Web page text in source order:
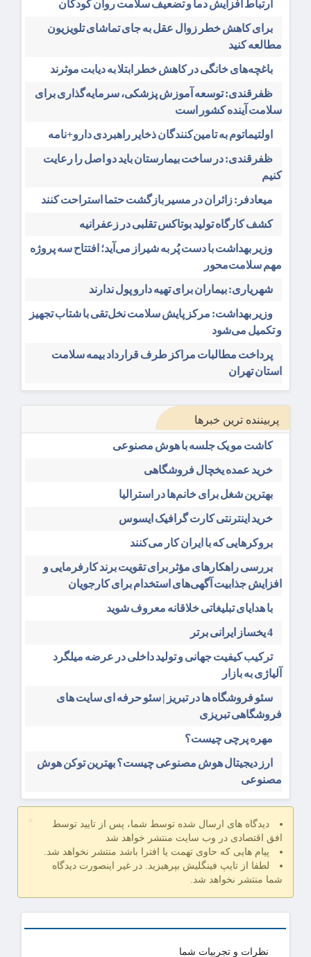
ارتباط افزایش دما و تضعیف سلامت روان کودکان
برای کاهش خطر زوال عقل به جای تماشای تلویزیون
مطالعه کنید
باغچه‌های خانگی در کاهش خطر ابتلا به دیابت موثرند
ظفرقندی: توسعه آموزش پزشکی، سرمایه‌گذاری برای
سلامت آینده کشور است
اولتیماتوم به تامین‌کنندگان ذخایر راهبردی دارو+نامه
ظفرقندی: در ساخت بیمارستان باید دو اصل را رعایت
کنیم
میعادفر: زائران در مسیر بازگشت حتما استراحت کنند
کشف کارگاه تولید بوتاکس تقلبی در زعفرانیه
وزیر بهداشت با دست پُر به شیراز می‌آید؛ افتتاح سه پروژه
مهم سلامت‌محور
شهریاری: بیماران برای تهیه دارو پول ندارند
وزیر بهداشت: مرکز پایش سلامت نخل‌تقی با شتاب تجهیز
و تکمیل می‌شود
پرداخت مطالبات مراکز طرف قرارداد بیمه سلامت
استان تهران
پربیننده ترین خبرها
کاشت مو یک جلسه با هوش مصنوعی
خرید عمده یخچال فروشگاهی
بهترین شغل برای خانم‌ها در استرالیا
خرید اینترنتی کارت گرافیک ایسوس
بروکرهایی‌ که با ایران کار می‌کنند
بررسی راهکارهای مؤثر برای تقویت برند کارفرمایی و
افزایش جذابیت آگهی‌های استخدام برای کارجویان
با هدایای تبلیغاتی خلاقانه معروف شوید
4 یخساز ایرانی برتر
ترکیب کیفیت جهانی و تولید داخلی در عرضه میلگرد
آلیاژی به بازار
سئو فروشگاه‌ ها در تبریز | سئو حرفه ای سایت های
فروشگاهی تبریزی
مهره پرچی چیست؟
ارز دیجیتال هوش مصنوعی چیست؟ بهترین توکن هوش
مصنوعی
×
دیدگاه های ارسال شده توسط شما، پس از تایید توسط
افق اقتصادی در وب سایت منتشر خواهد شد
پیام هایی که حاوی تهمت یا افترا باشد منتشر نخواهد شد.
لطفا از تایپ فینگلیش بپرهیزید. در غیر اینصورت دیدگاه
شما منتشر نخواهد شد.
نظرات و تجربیات شما